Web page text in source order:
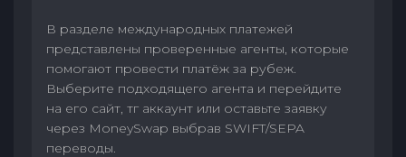
В разделе международных платежей
представлены проверенные агенты, которые
помогают провести платёж за рубеж.
Выберите подходящего агента и перейдите
на его сайт, тг аккаунт или оставьте заявку
через MoneySwap выбрав SWIFT/SEPA
переводы.